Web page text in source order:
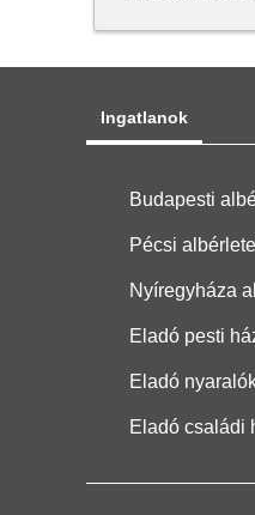
Ingatlanok
Budapesti
Pécsi
Nyíregyháza
Eladó pesti
Eladó
Eladó családi